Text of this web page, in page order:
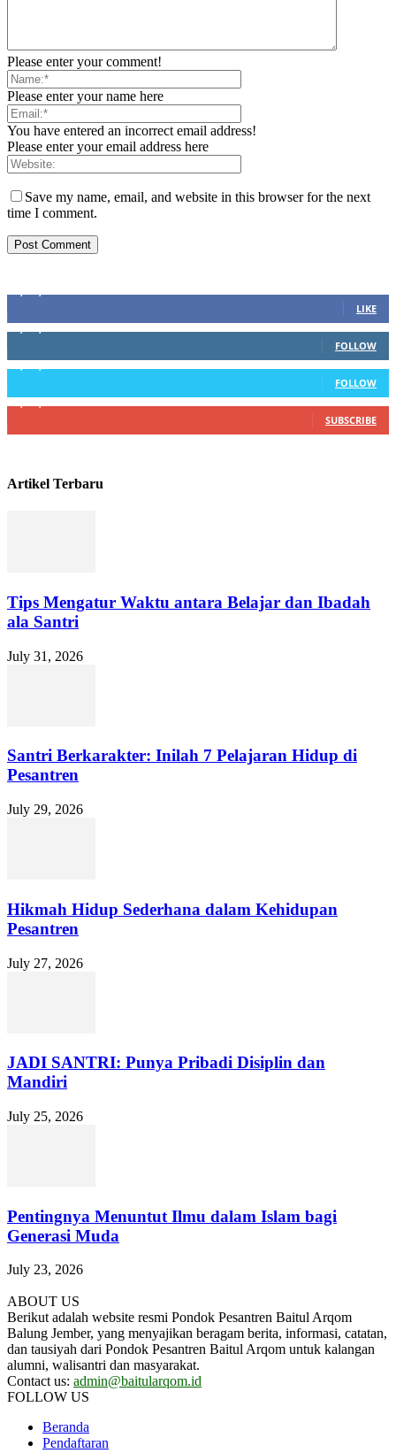
Please enter your comment!
Please enter your name here
You have entered an incorrect email address!
Please enter your email address here
Save my name, email, and website in this browser for the next
time I comment.
LIKE
FOLLOW
FOLLOW
SUBSCRIBE
Artikel Terbaru
Tips Mengatur Waktu antara Belajar dan Ibadah
ala Santri
July 31, 2026
Santri Berkarakter: Inilah 7 Pelajaran Hidup di
Pesantren
July 29, 2026
Hikmah Hidup Sederhana dalam Kehidupan
Pesantren
July 27, 2026
JADI SANTRI: Punya Pribadi Disiplin dan
Mandiri
July 25, 2026
Pentingnya Menuntut Ilmu dalam Islam bagi
Generasi Muda
July 23, 2026
ABOUT US
Berikut adalah website resmi Pondok Pesantren Baitul Arqom
Balung Jember, yang menyajikan beragam berita, informasi, catatan,
dan tausiyah dari Pondok Pesantren Baitul Arqom untuk kalangan
alumni, walisantri dan masyarakat.
Contact us: admin@baitularqom.id
FOLLOW US
Beranda
Pendaftaran